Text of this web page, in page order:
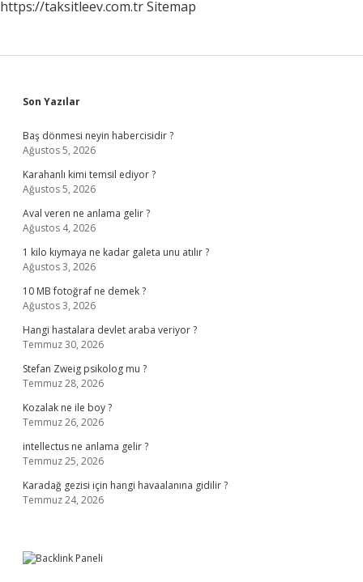
https://taksitleev.com.trSitemap
Sidebar
Son Yazılar
Baş dönmesi neyin habercisidir ?
Ağustos 5, 2026
Karahanlı kimi temsil ediyor ?
Ağustos 5, 2026
Aval veren ne anlama gelir ?
Ağustos 4, 2026
1 kilo kıymaya ne kadar galeta unu atılır ?
Ağustos 3, 2026
10 MB fotoğraf ne demek ?
Ağustos 3, 2026
Hangi hastalara devlet araba veriyor ?
Temmuz 30, 2026
Stefan Zweig psikolog mu ?
Temmuz 28, 2026
Kozalak ne ile boy ?
Temmuz 26, 2026
intellectus ne anlama gelir ?
Temmuz 25, 2026
Karadağ gezisi için hangi havaalanına gidilir ?
Temmuz 24, 2026